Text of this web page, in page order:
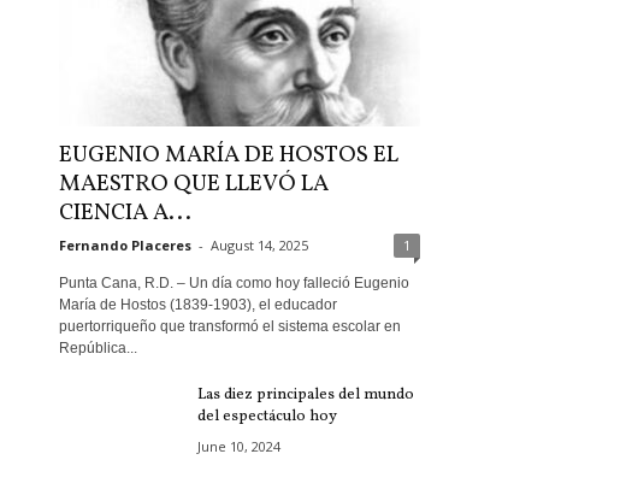
EUGENIO MARÍA DE HOSTOS EL
MAESTRO QUE LLEVÓ LA
CIENCIA A...
Fernando Placeres - August 14, 2025 1
Punta Cana, R.D. – Un día como hoy falleció Eugenio
María de Hostos (1839-1903), el educador
puertorriqueño que transformó el sistema escolar en
República...
Las diez principales del mundo
del espectáculo hoy
June 10, 2024